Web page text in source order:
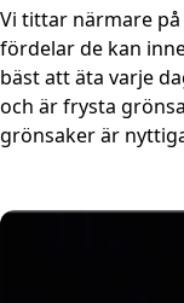
Vi tittar närmare
fördelar de kan
bäst att äta varje
och är frysta
grönsaker är